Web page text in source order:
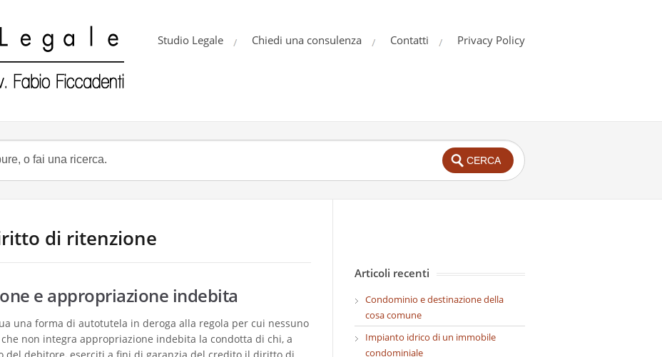
Studio Legale Chiedi una consulenza Contatti Privacy Policy
di ritenzione
e appropriazione indebita
una forma di autotutela in deroga alla regola per cui nessuno
non integra appropriazione indebita la condotta di chi, a
Articoli recenti
Condominio e destinazione della
cosa comune
Impianto idrico di un immobile
condominiale